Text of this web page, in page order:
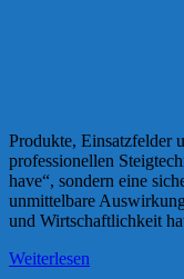
Produkte, Einsatzfelder
professionellen
have“, sondern eine
unmittelbare
und Wirtschaftlichkeit
Weiterlesen